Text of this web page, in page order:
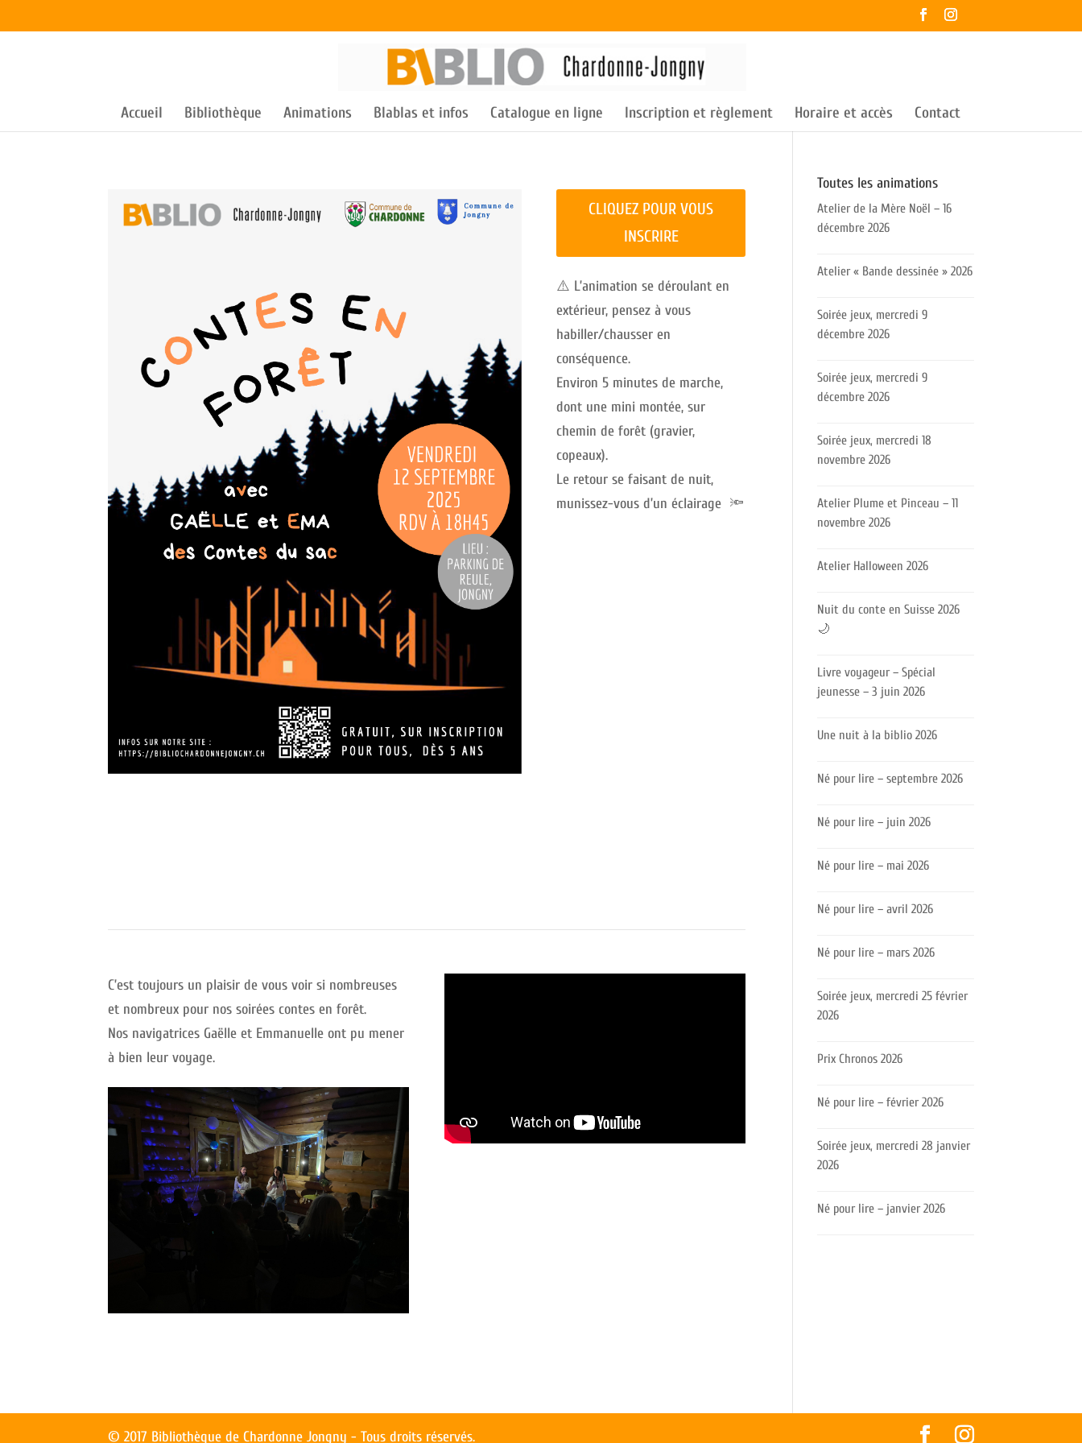
Accueil Bibliothèque Animations Blablas et infos Catalogue en ligne Inscription et règlement Horaire et accès Contact
CLIQUEZ POUR VOUS
INSCRIRE
⚠️ L’animation se déroulant en
extérieur, pensez à vous
habiller/chausser en
conséquence.
Environ 5 minutes de marche,
dont une mini montée, sur
chemin de forêt (gravier,
copeaux).
Le retour se faisant de nuit,
munissez-vous d’un éclairage 🔦
C’est toujours un plaisir de vous voir si nombreuses
et nombreux pour nos soirées contes en forêt.
Nos navigatrices Gaëlle et Emmanuelle ont pu mener
à bien leur voyage.
Toutes les animations
Atelier de la Mère Noël – 16
décembre 2026
Atelier « Bande dessinée » 2026
Soirée jeux, mercredi 9
décembre 2026
Soirée jeux, mercredi 9
décembre 2026
Soirée jeux, mercredi 18
novembre 2026
Atelier Plume et Pinceau – 11
novembre 2026
Atelier Halloween 2026
Nuit du conte en Suisse 2026
🌙
Livre voyageur – Spécial
jeunesse – 3 juin 2026
Une nuit à la biblio 2026
Né pour lire – septembre 2026
Né pour lire – juin 2026
Né pour lire – mai 2026
Né pour lire – avril 2026
Né pour lire – mars 2026
Soirée jeux, mercredi 25 février
2026
Prix Chronos 2026
Né pour lire – février 2026
Soirée jeux, mercredi 28 janvier
2026
Né pour lire – janvier 2026
© 2017 Bibliothèque de Chardonne Jongny - Tous droits réservés.